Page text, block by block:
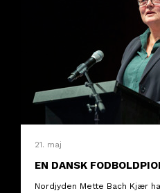
21. maj
EN DANSK
Nordjyden Mette Bach Kjær